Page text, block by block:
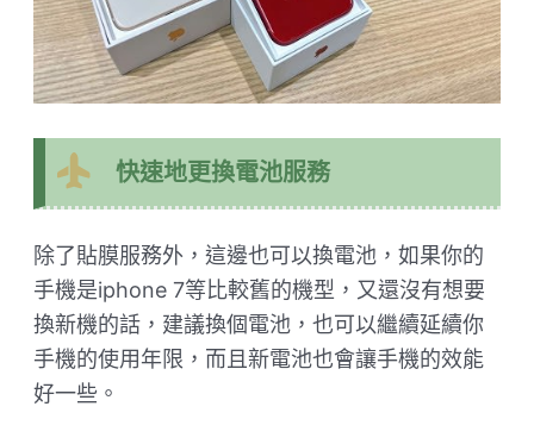
快速地更換電池服務
除了貼膜服務外，這邊也可以換電池，如果你的
手機是iphone 7等比較舊的機型，又還沒有想要
換新機的話，建議換個電池，也可以繼續延續你
手機的使用年限，而且新電池也會讓手機的效能
好一些。